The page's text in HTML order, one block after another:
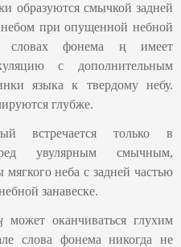
образуются смычкой задней
при опущенной небной
словах фонема ң имеет
с дополнительным
языка к твердому небу.
глубже.
встречается только в
увулярным смычным,
неба с задней частью
занавеске.
может оканчиваться глухим
слова фонема никогда не